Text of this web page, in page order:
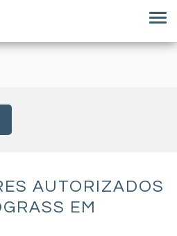
AUTORIZADOS
EM